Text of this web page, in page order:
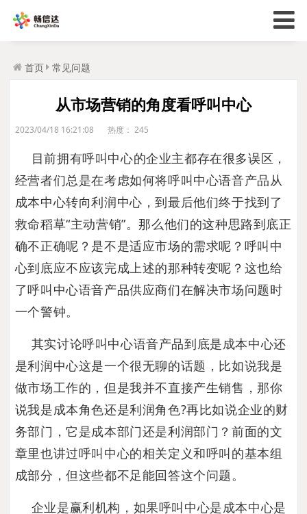
首页 常见问题
从市场营销的角度看呼叫中心
2023/04/18 16:21:08 热度： 245
目前拥有呼叫中心的企业主都存在很多误区，
经营者们总是在考虑如何将呼叫中心语音产品从
成本中心转向利润中心，到最后他们终于找到了
救命稻草“主动营销”。那么他们的这种思路到底正
确不正确呢？是不是适应市场的需求呢？呼叫中
心到底应不应该完成上述的那种转变呢？这也给
了呼叫中心语音产品供应商们在解决市场问题时
一个警钟。
其实讨论呼叫中心语音产品到底是成本中心还
是利润中心这是一个很无聊的话题，比如说我是
做市场工作的，但是我并不直接产生销售，那你
说我是成本角色还是利润角色?再比如说企业的财
务部门，它是成本部门还是利润部门？前面的文
章里也讲过呼叫中心的相关定义和呼叫的基本组
成部分，但这些都不足能回答这个问题。
企业是赢利机构，如果呼叫中心是成本中心是